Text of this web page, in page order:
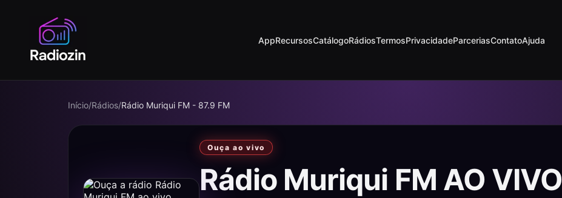
AppRecursosCatálogoRádiosTermosPrivacidadeParceriasContatoAjuda
Início/Rádios/Rádio Muriqui FM - 87.9 FM
Ouça ao vivo
Rádio Muriqui FM AO VIVO